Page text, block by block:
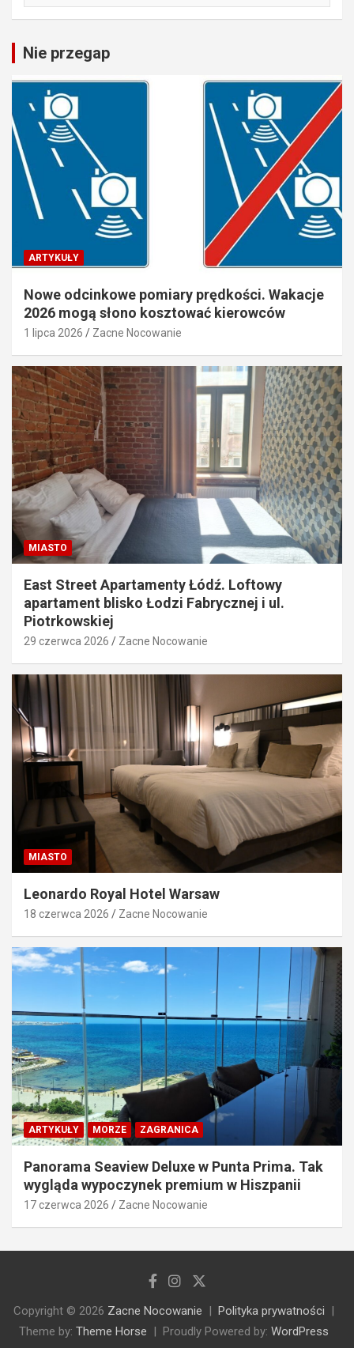
Nie przegap
ARTYKUŁY
Nowe odcinkowe pomiary prędkości. Wakacje
2026 mogą słono kosztować kierowców
1 lipca 2026 Zacne Nocowanie
MIASTO
East Street Apartamenty Łódź. Loftowy
apartament blisko Łodzi Fabrycznej i ul.
Piotrkowskiej
29 czerwca 2026 Zacne Nocowanie
MIASTO
Leonardo Royal Hotel Warsaw
18 czerwca 2026 Zacne Nocowanie
ARTYKUŁY MORZE ZAGRANICA
Panorama Seaview Deluxe w Punta Prima. Tak
wygląda wypoczynek premium w Hiszpanii
17 czerwca 2026 Zacne Nocowanie
Copyright © 2026 Zacne Nocowanie
Polityka prywatności
Theme by: Theme Horse Proudly Powered by: WordPress